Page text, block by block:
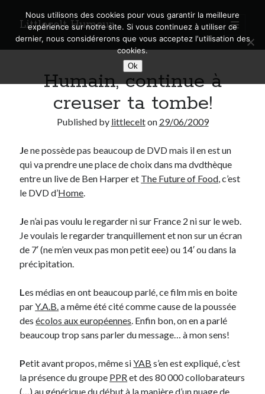
Littlecelt Humeur
open
primary
menu
Sidebar
Search
Derniers articles
Municipales 2026 : Lyon, Métropole et Caluire, mon choix pour l’avenir
Explorez les Chemins Enchantés à Vélo : Aventures Familiales près de
Lyon !
A quand une véritable place pour le vélo à Caluire dans la Métropole de
Lyon ?
Comment je vis ma vie sur un vélo
Derniers Commentaires
Entretien ménager
T’as vu quoi ? #52
JF
C’était pas mieux avant… à Lyon
Anthony
dans
Comment j’ai opéré ma vélorution toute personnelle
Renaud Ducher
dans
Comment j’ai opéré ma vélorution toute
personnelle
Humain, continue à
creuser ta tombe!
Published by littlecelton 29/06/2009
Je ne possède pas beaucoup de DVD mais il en est un
qui va prendre une place de choix dans ma dvdthèque
entre un live de Ben Harper et The Future of Food, c’est
le DVD d’Home.
Je n’ai pas voulu le regarder ni sur France 2 ni sur le web.
Je voulais le regarder tranquillement et non sur un écran
de 7′ (ne m’en veux pas mon petit eee) ou 14′ ou dans la
précipitation.
Les médias en ont beaucoup parlé, ce film mis en boite
parY.A.B.a même été cité comme cause de la poussée
desécolos aux européennes. Enfin bon, on en a parlé
beaucoup trop sans parler du message… à mon sens!
Petit avant propos, même siYAB s’en est expliqué, c’est
la présence du groupe PPRet des 80 000 collobarateurs
(…) au générique du début à la manière d’un nuage de
Nous utilisons des cookies pour vous garantir la meilleure
expérience sur notre site. Si vous continuez à utiliser ce
dernier, nous considérerons que vous acceptez l'utilisation des
cookies.
Ok